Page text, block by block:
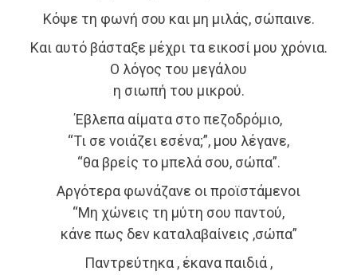
Κόψε τη φωνή σου και μη μιλάς, σώπαινε.
Και αυτό βάσταξε μέχρι τα εικοσί μου χρόνια.
Ο λόγος του μεγάλου
η σιωπή του μικρού.
Έβλεπα αίματα στο πεζοδρόμιο,
“Τι σε νοιάζει εσένα;”, μου λέγανε,
“θα βρείς το μπελά σου, σώπα”.
Αργότερα φωνάζανε οι προϊστάμενοι
“Μη χώνεις τη μύτη σου παντού,
κάνε πως δεν καταλαβαίνεις ,σώπα”
Παντρεύτηκα , έκανα παιδιά ,